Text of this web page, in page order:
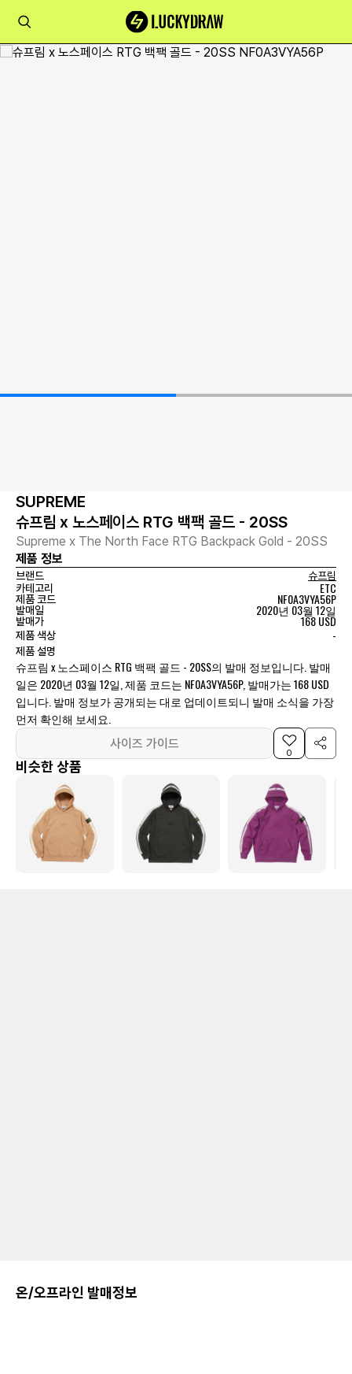
SUPREME
슈프림 x 노스페이스 RTG 백팩 골드 - 20SS
Supreme x The North Face RTG Backpack Gold - 20SS
제품 정보
브랜드
슈프림
카테고리
ETC
제품 코드 NF0A3VYA56P
발매일 2020년 03월 12일
발매가 168 USD
제품 색상 -
제품 설명
슈프림 x 노스페이스 RTG 백팩 골드 - 20SS의 발매 정보입니다. 발매
일은 2020년 03월 12일, 제품 코드는 NF0A3VYA56P, 발매가는 168 USD
입니다. 발매 정보가 공개되는 대로 업데이트되니 발매 소식을 가장
먼저 확인해 보세요.
사이즈 가이드
0
비슷한 상품
온/오프라인 발매정보